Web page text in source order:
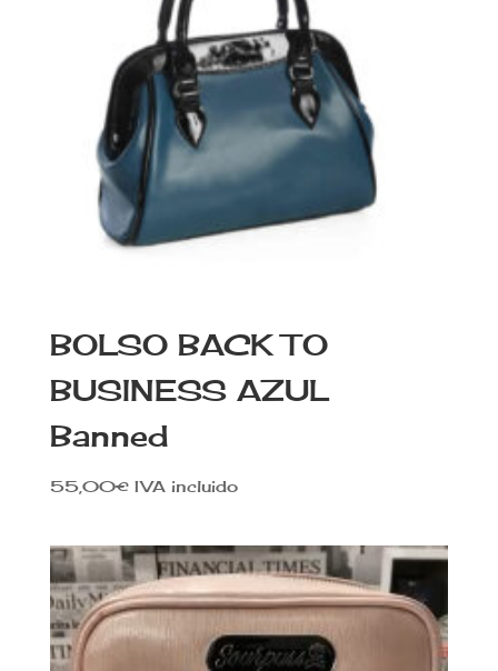
BOLSO BACK TO
BUSINESS AZUL
Banned
55,00€ IVA incluido